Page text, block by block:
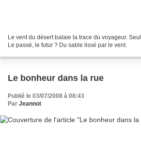
Le vent du désert balaie la trace du voyageur.
Le passé, le futur ? Du sable lissé par le vent.
Le bonheur dans la rue
Publié le 03/07/2008 à 08:43
Par Jeannot